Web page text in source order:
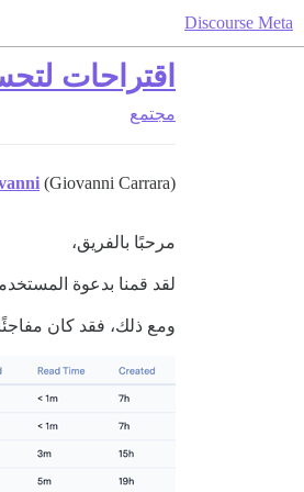
Discourse Meta
اقتراحات
مجتمع
(Giovanni Carrara)
مرحبًا بالفريق،
لقد قمنا بدعوة
ومع ذلك، فقد كان